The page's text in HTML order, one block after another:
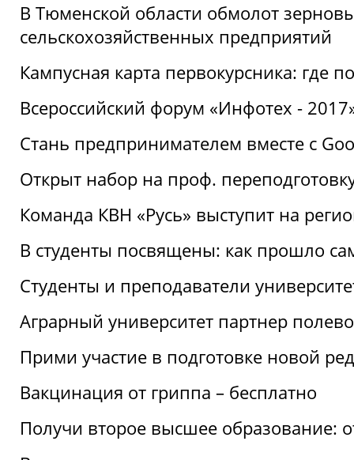
В Тюменской области обмолот
сельскохозяйственных предприятий
Кампусная карта первокурсника: где
Всероссийский форум «Инфотех -
Стань предпринимателем вместе с
Открыт набор на проф.
Команда КВН «Русь» выступит на
В студенты посвящены: как прошло
Студенты и преподаватели
Аграрный университет партнер
Прими участие в подготовке новой
Вакцинация от гриппа – бесплатно
Получи второе высшее образование: